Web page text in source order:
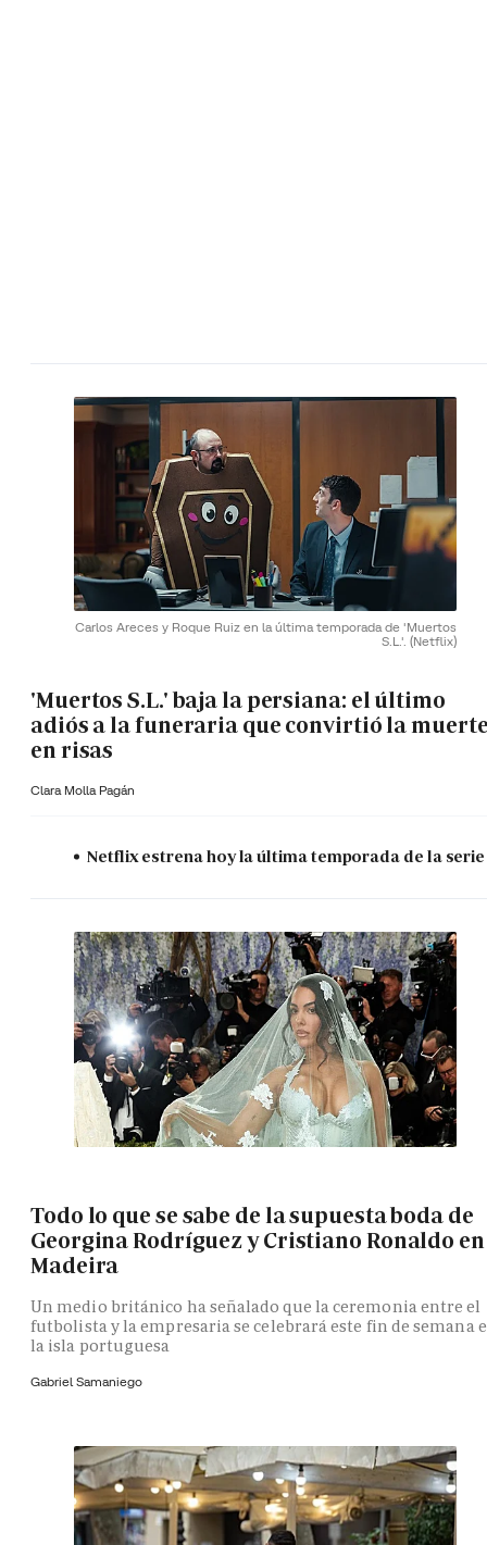
Carlos Areces y Roque Ruiz en la última temporada de 'Muertos
S.L.'. (Netflix)
'Muertos S.L.' baja la persiana: el último
adiós a la funeraria que convirtió la
en risas
Clara Molla Pagán
Netflix estrena hoy la última temporada de la serie
Todo lo que se sabe de la supuesta boda de
Georgina Rodríguez y Cristiano Ronaldo en
Madeira
Un medio británico ha señalado que la ceremonia entre el
futbolista y la empresaria se celebrará este fin de semana
la isla portuguesa
Gabriel Samaniego